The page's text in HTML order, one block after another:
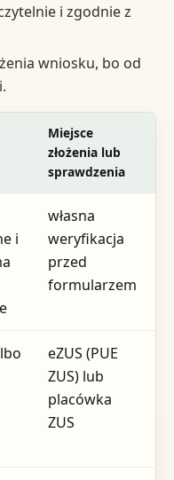
i zgodnie z
wniosku, bo od
Miejsce
złożenia lub
sprawdzenia
i
własna
weryfikacja
przed
formularzem
eZUS (PUE
ZUS) lub
placówka
ZUS